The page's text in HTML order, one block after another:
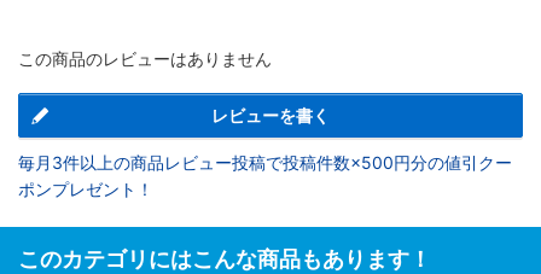
この商品のレビューはありません
レビューを書く
毎月3件以上の商品レビュー投稿で投稿件数×500円分の値引クー
ポンプレゼント！
このカテゴリにはこんな商品もあります！